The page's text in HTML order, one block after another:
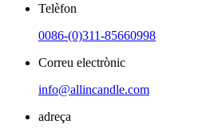
Telèfon
0086-(0)311-85660998
Correu electrònic
info@allincandle.com
adreça